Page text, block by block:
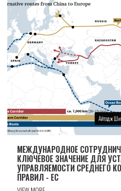
Айтадж
МЕЖДУНАРОДНОЕ
КЛЮЧЕВОЕ ЗНАЧЕНИЕ ДЛЯ
УПРАВЛЯЕМОСТИ СРЕДНЕГО
ПРАВИЛ - ЕС